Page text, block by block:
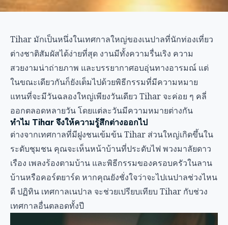
Tihar มักเป็นหนึ่งในเทศกาลใหญ่ของเนปาลที่นักท่องเที่ยว
ต่างชาติสัมผัสได้ง่ายที่สุด งานมีทั้งความรื่นเริง ความ
สวยงามน่าถ่ายภาพ และบรรยากาศอบอุ่นทางอารมณ์ แต่
ในขณะเดียวกันก็ยังเต็มไปด้วยพิธีกรรมที่มีความหมาย
แทนที่จะมีวันฉลองใหญ่เพียงวันเดียว Tihar จะค่อย ๆ คลี่
ออกตลอดหลายวัน โดยแต่ละวันมีความหมายต่างกัน
ทำไม Tihar จึงให้ความรู้สึกต่างออกไป
ต่างจากเทศกาลที่มีฝูงชนเข้มข้น Tihar ส่วนใหญ่เกิดขึ้นใน
ระดับชุมชน คุณจะเห็นหน้าบ้านที่ประดับไฟ พวงมาลัยดาว
เรือง เพลงร้องตามบ้าน และพิธีกรรมของครอบครัวในลาน
บ้านหรือคอร์ตยาร์ด หากคุณยังชั่งใจว่าจะไปเนปาลช่วงไหน
ดี ปฏิทิน เทศกาลเนปาล จะช่วยเปรียบเทียบ Tihar กับช่วง
เทศกาลอื่นตลอดทั้งปี